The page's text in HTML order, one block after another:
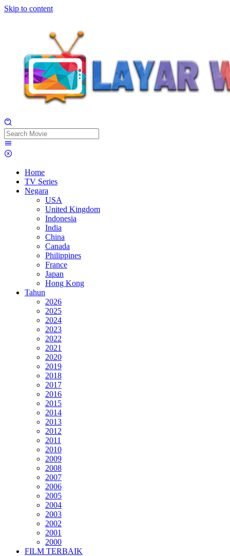
Skip to content
Home
TV Series
Negara
USA
United Kingdom
Indonesia
India
China
Canada
Philippines
France
Japan
Hong Kong
Tahun
2026
2025
2024
2023
2022
2021
2020
2019
2018
2017
2016
2015
2014
2013
2012
2011
2010
2009
2008
2007
2006
2005
2004
2003
2002
2001
2000
FILM TERBAIK